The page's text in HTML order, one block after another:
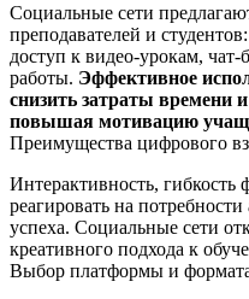
Социальные сети
преподавателей и
доступ к видео‑урокам,
работы. Эффективное
снизить затраты времени
повышая мотивацию
Преимущества цифрового
Интерактивность,
реагировать на
успеха. Социальные сети
креативного подхода к
Выбор платформы и